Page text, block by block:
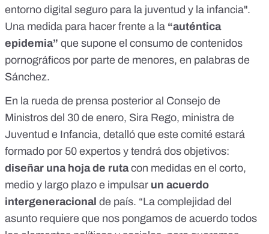
entorno digital seguro para la juventud y la infancia".
Una medida para hacer frente a la “auténtica
epidemia” que supone el consumo de contenidos
pornográficos por parte de menores, en palabras de
Sánchez.
En la rueda de prensa posterior al Consejo de
Ministros del 30 de enero, Sira Rego, ministra de
Juventud e Infancia, detalló que este comité estará
formado por 50 expertos y tendrá dos objetivos:
diseñar una hoja de rutacon medidas en el corto,
medio y largo plazo e impulsar un acuerdo
intergeneracional de país. “La complejidad del
asunto requiere que nos pongamos de acuerdo todos